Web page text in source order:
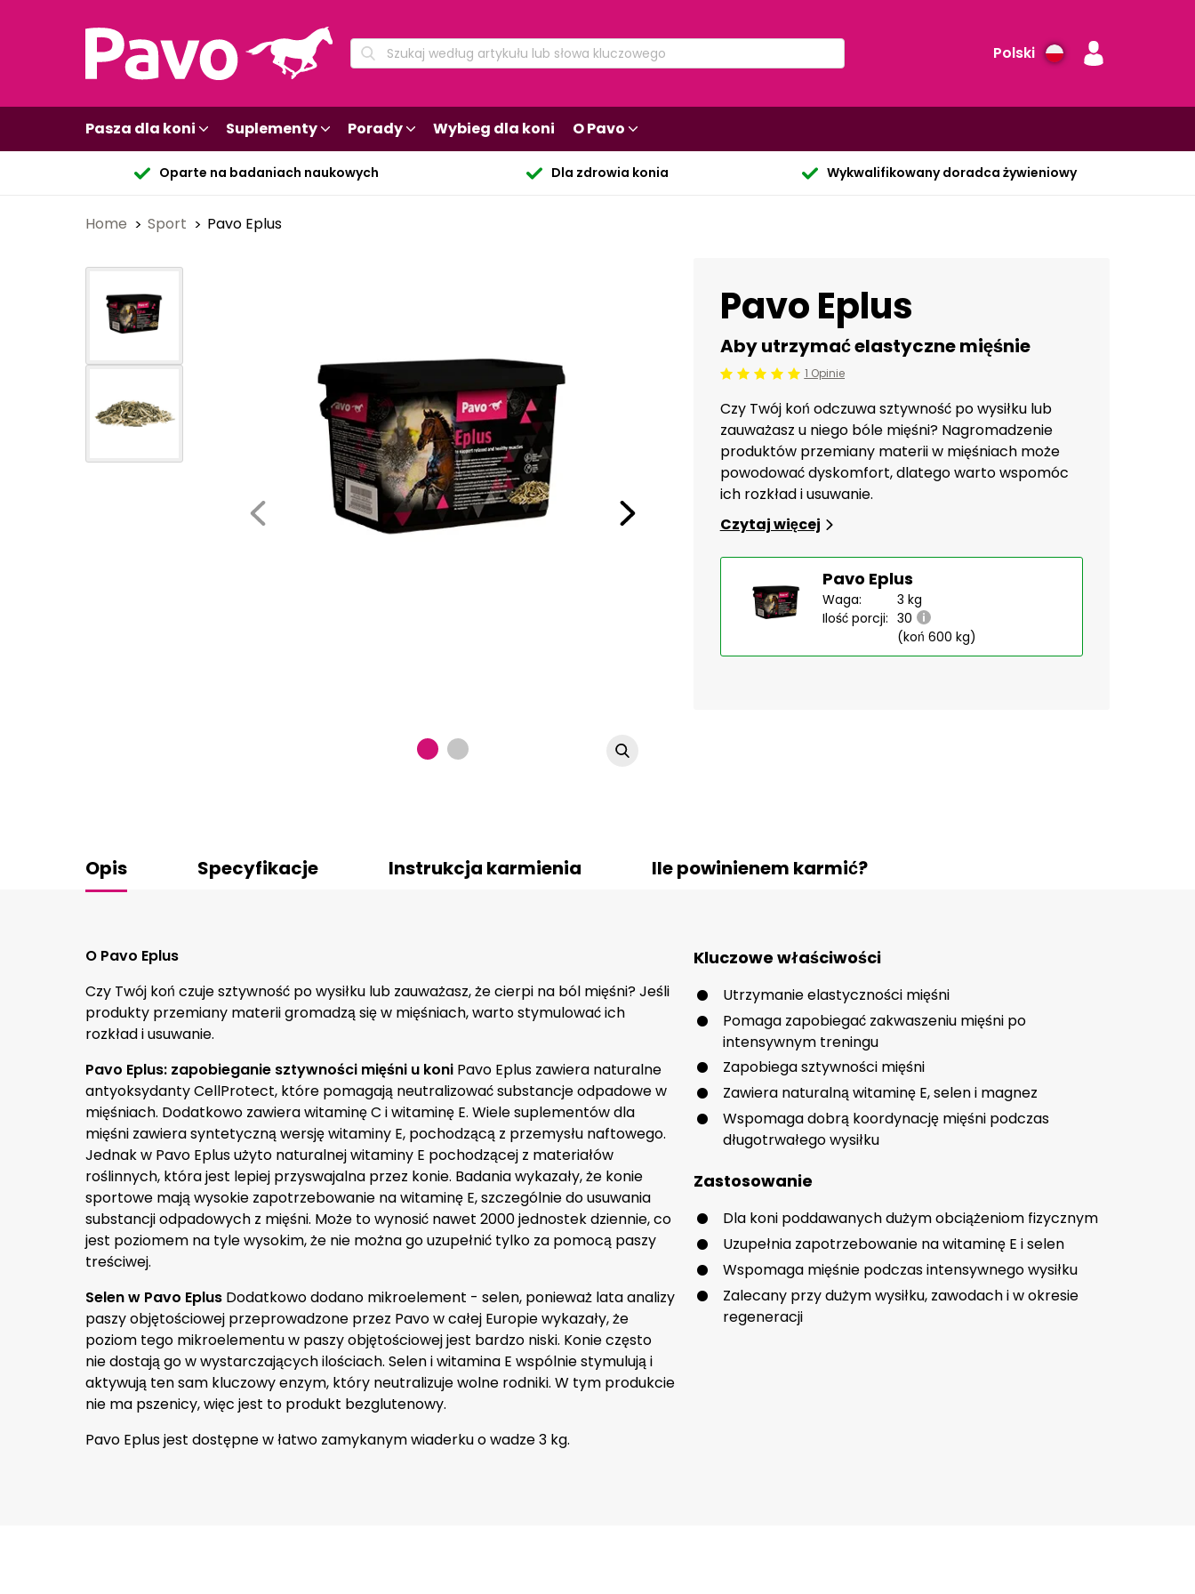
Polski
Pasza dla koni Suplementy Porady Wybieg dla koni O Pavo
Oparte na badaniach naukowych Dla zdrowia konia Wykwalifikowany doradca żywieniowy
Home Sport Pavo Eplus
Pavo Eplus
Aby utrzymać elastyczne mięśnie
Beoordeling: 5/5 1 Opinie
Czy Twój koń odczuwa sztywność po wysiłku lub
zauważasz u niego bóle mięśni? Nagromadzenie
produktów przemiany materii w mięśniach może
powodować dyskomfort, dlatego warto wspomóc
ich rozkład i usuwanie.
Czytaj więcej
Pavo Eplus
Waga:
3 kg
Ilość porcji: 30
(koń 600 kg)
Opis Specyfikacje Instrukcja karmienia Ile powinienem karmić?
O Pavo Eplus
Czy Twój koń czuje sztywność po wysiłku lub zauważasz, że cierpi na ból mięśni? Jeśli
produkty przemiany materii gromadzą się w mięśniach, warto stymulować ich
rozkład i usuwanie.
Pavo Eplus: zapobieganie sztywności mięśni u koni Pavo Eplus zawiera naturalne
antyoksydanty CellProtect, które pomagają neutralizować substancje odpadowe w
mięśniach. Dodatkowo zawiera witaminę C i witaminę E. Wiele suplementów dla
mięśni zawiera syntetyczną wersję witaminy E, pochodzącą z przemysłu naftowego.
Jednak w Pavo Eplus użyto naturalnej witaminy E pochodzącej z materiałów
roślinnych, która jest lepiej przyswajalna przez konie. Badania wykazały, że konie
sportowe mają wysokie zapotrzebowanie na witaminę E, szczególnie do usuwania
substancji odpadowych z mięśni. Może to wynosić nawet 2000 jednostek dziennie, co
jest poziomem na tyle wysokim, że nie można go uzupełnić tylko za pomocą paszy
treściwej.
Selen w Pavo Eplus Dodatkowo dodano mikroelement - selen, ponieważ lata analizy
paszy objętościowej przeprowadzone przez Pavo w całej Europie wykazały, że
poziom tego mikroelementu w paszy objętościowej jest bardzo niski. Konie często
nie dostają go w wystarczających ilościach. Selen i witamina E wspólnie stymulują i
aktywują ten sam kluczowy enzym, który neutralizuje wolne rodniki. W tym produkcie
nie ma pszenicy, więc jest to produkt bezglutenowy.
Pavo Eplus jest dostępne w łatwo zamykanym wiaderku o wadze 3 kg.
Kluczowe właściwości
Utrzymanie elastyczności mięśni
Pomaga zapobiegać zakwaszeniu mięśni po
intensywnym treningu
Zapobiega sztywności mięśni
Zawiera naturalną witaminę E, selen i magnez
Wspomaga dobrą koordynację mięśni podczas
długotrwałego wysiłku
Zastosowanie
Dla koni poddawanych dużym obciążeniom fizycznym
Uzupełnia zapotrzebowanie na witaminę E i selen
Wspomaga mięśnie podczas intensywnego wysiłku
Zalecany przy dużym wysiłku, zawodach i w okresie
regeneracji